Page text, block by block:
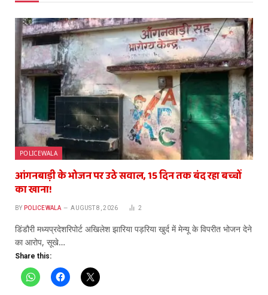
POLICEWALA
आंगनबाड़ी के भोजन पर उठे सवाल, 15 दिन तक बंद रहा बच्चों
का खाना!
BY POLICEWALA AUGUST 8, 2026 2
डिंडौरी मध्यप्रदेशरिपोर्ट अखिलेश झारिया पड़रिया खुर्द में मेन्यू के विपरीत भोजन देने
का आरोप, सूखे…
Share this: